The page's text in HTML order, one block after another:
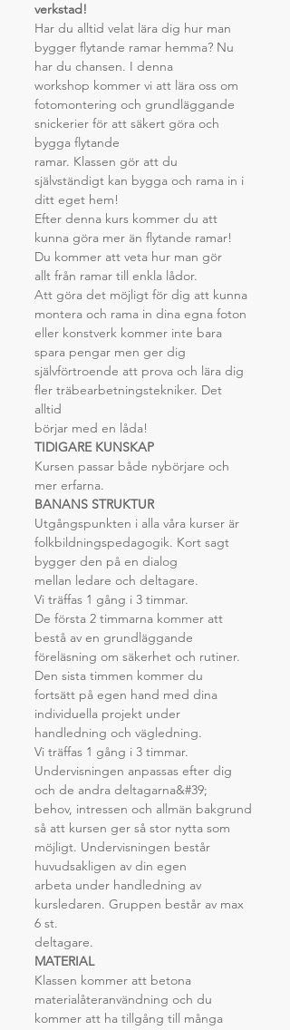
verkstad!
Har du alltid velat lära dig hur man
bygger flytande ramar hemma? Nu
har du chansen. I denna
workshop kommer vi att lära oss om
fotomontering och grundläggande
snickerier för att säkert göra och
bygga flytande
ramar. Klassen gör att du
självständigt kan bygga och rama in i
ditt eget hem!
Efter denna kurs kommer du att
kunna göra mer än flytande ramar!
Du kommer att veta hur man gör
allt från ramar till enkla lådor.
Att göra det möjligt för dig att kunna
montera och rama in dina egna foton
eller konstverk kommer inte bara
spara pengar men ger dig
självförtroende att prova och lära dig
fler träbearbetningstekniker. Det
alltid
börjar med en låda!
TIDIGARE KUNSKAP
Kursen passar både nybörjare och
mer erfarna.
BANANS STRUKTUR
Utgångspunkten i alla våra kurser är
folkbildningspedagogik. Kort sagt
bygger den på en dialog
mellan ledare och deltagare.
Vi träffas 1 gång i 3 timmar.
De första 2 timmarna kommer att
bestå av en grundläggande
föreläsning om säkerhet och rutiner.
Den sista timmen kommer du
fortsätt på egen hand med dina
individuella projekt under
handledning och vägledning.
Vi träffas 1 gång i 3 timmar.
Undervisningen anpassas efter dig
och de andra deltagarna&#39;
behov, intressen och allmän bakgrund
så att kursen ger så stor nytta som
möjligt. Undervisningen består
huvudsakligen av din egen
arbeta under handledning av
kursledaren. Gruppen består av max
6 st.
deltagare.
MATERIAL
Klassen kommer att betona
materialåteranvändning och du
kommer att ha tillgång till många